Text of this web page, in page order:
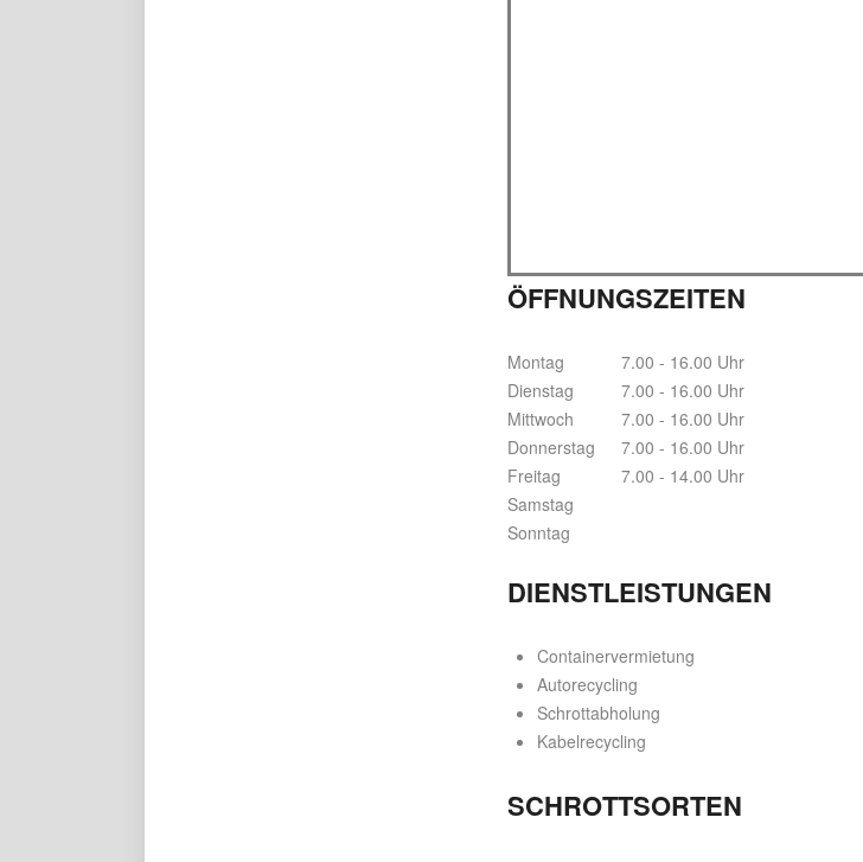
ÖFFNUNGSZEITEN
Montag
7.00 - 16.00 Uhr
Dienstag
7.00 - 16.00 Uhr
Mittwoch
7.00 - 16.00 Uhr
Donnerstag
7.00 - 16.00 Uhr
Freitag
7.00 - 14.00 Uhr
Samstag
Sonntag
DIENSTLEISTUNGEN
Containervermietung
Autorecycling
Schrottabholung
Kabelrecycling
SCHROTTSORTEN